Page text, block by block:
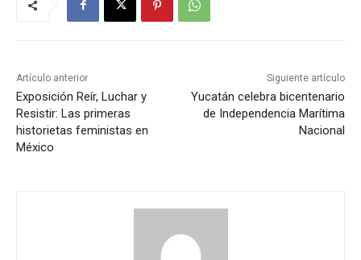
Artículo anterior
Exposición Reír, Luchar y
Resistir: Las primeras
historietas feministas en
México
Siguiente artículo
Yucatán celebra bicentenario
de Independencia Marítima
Nacional